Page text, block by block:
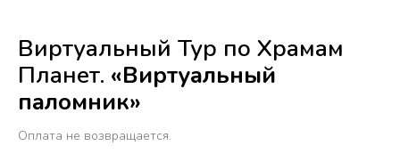
Виртуальный Тур по Храмам
Планет. «Виртуальный
паломник»
Оплата не возвращается.